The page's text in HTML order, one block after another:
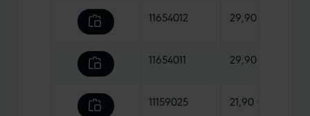
11654012 29,90 €
11654011 29,90 €
11159025 21,90 €